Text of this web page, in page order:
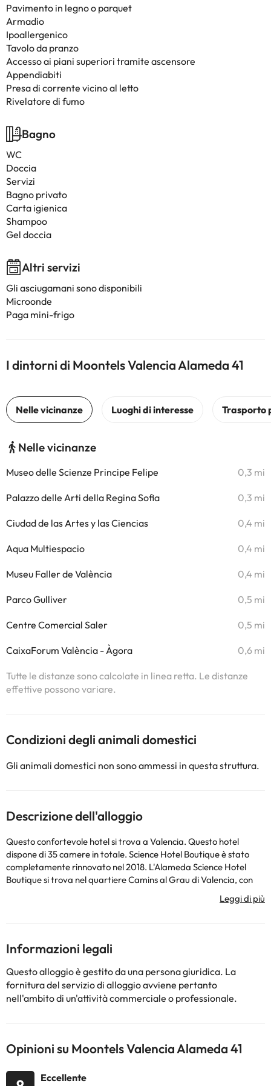
Pavimento in legno o parquet
Armadio
Ipoallergenico
Tavolo da pranzo
Accesso ai piani superiori tramite ascensore
Appendiabiti
Presa di corrente vicino al letto
Rivelatore di fumo
Bagno
WC
Doccia
Servizi
Bagno privato
Carta igienica
Shampoo
Gel doccia
Altri servizi
Gli asciugamani sono disponibili
Microonde
Paga mini-frigo
I dintorni di Moontels Valencia Alameda 41
Nelle vicinanze
Museo delle Scienze Principe Felipe 0,3 mi
Palazzo delle Arti della Regina Sofia 0,3 mi
Ciudad de las Artes y las Ciencias 0,4 mi
Aqua Multiespacio 0,4 mi
Museu Faller de València 0,4 mi
Parco Gulliver 0,5 mi
Centre Comercial Saler 0,5 mi
CaixaForum València - Àgora 0,6 mi
Tutte le distanze sono calcolate in linea retta. Le distanze
effettive possono variare.
Condizioni degli animali domestici
Gli animali domestici non sono ammessi in questa struttura.
Descrizione dell'alloggio
Questo confortevole hotel si trova a Valencia. Questo hotel
dispone di 35 camere in totale. Science Hotel Boutique è stato
completamente rinnovato nel 2018. L'Alameda Science Hotel
Boutique si trova nel quartiere Camins al Grau di Valencia, con
vista sulla Città delle Arti e delle Scienze e sull'Oceanografico. I
punti di interesse più popolari nelle vicinanze sono Gulliver e lo
sono dotate di bagno privato con doccia. Le camere
dell'Alameda Science Hotel Boutique sono dotate di aria
condizionata e TV a schermo piatto. La struttura offre una vasca
idromassaggio in alcune delle sue suite. L'Alameda Science Hotel
Boutique dista 2,2 km dal porto di Valencia. L'aeroporto di
Alcuni dei servizi dettagliati possono essere pagati. Puoi
controllare le loro tariffe direttamente presso la struttura. La
struttura ricettiva può cambiare il modo in cui offre il servizio di
ristorazione a seconda delle esigenze
Informazioni legali
Questo alloggio è gestito da una persona giuridica. La
fornitura del servizio di alloggio avviene pertanto
nell'ambito di un'attività commerciale o professionale.
Opinioni su Moontels Valencia Alameda 41
Eccellente